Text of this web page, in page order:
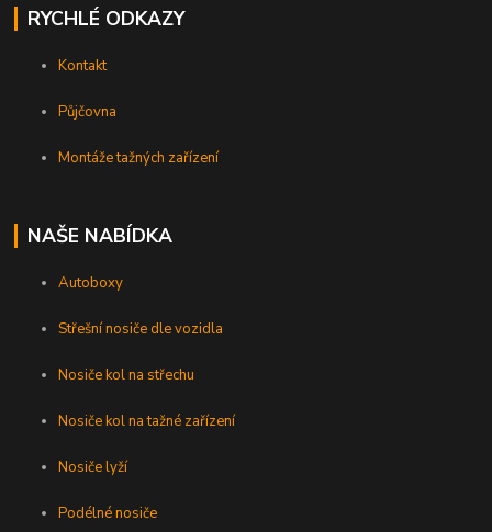
RYCHLÉ ODKAZY
Kontakt
Půjčovna
Montáže tažných zařízení
NAŠE NABÍDKA
Autoboxy
Střešní nosiče dle vozidla
Nosiče kol na střechu
Nosiče kol na tažné zařízení
Nosiče lyží
Podélné nosiče